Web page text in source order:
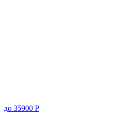
до 35900 Р